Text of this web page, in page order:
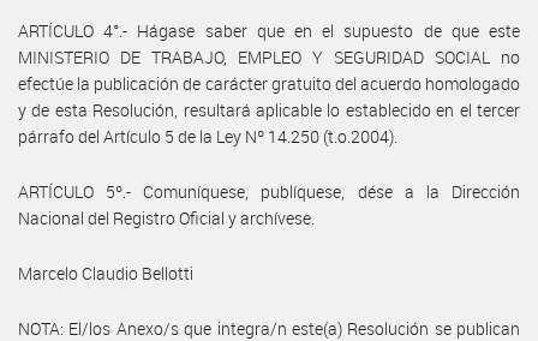
ARTÍCULO 4°.- Hágase saber que en el supuesto de que este
MINISTERIO DE TRABAJO, EMPLEO Y SEGURIDAD SOCIAL no
efectúe la publicación de carácter gratuito del acuerdo homologado
y de esta Resolución, resultará aplicable lo establecido en el tercer
párrafo del Artículo 5 de la Ley Nº 14.250 (t.o.2004).
ARTÍCULO 5º.- Comuníquese, publíquese, dése a la Dirección
Nacional del Registro Oficial y archívese.
Marcelo Claudio Bellotti
NOTA: El/los Anexo/s que integra/n este(a) Resolución se publican